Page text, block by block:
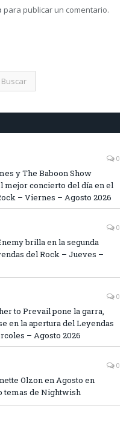
para publicar un comentario.
0
y The Baboon Show
mejor concierto del día en el
– Viernes – Agosto 2026
0
brilla en la segunda
del Rock – Jueves –
0
to Prevail pone la garra,
en la apertura del Leyendas
– Agosto 2026
0
Olzon en Agosto en
temas de Nightwish